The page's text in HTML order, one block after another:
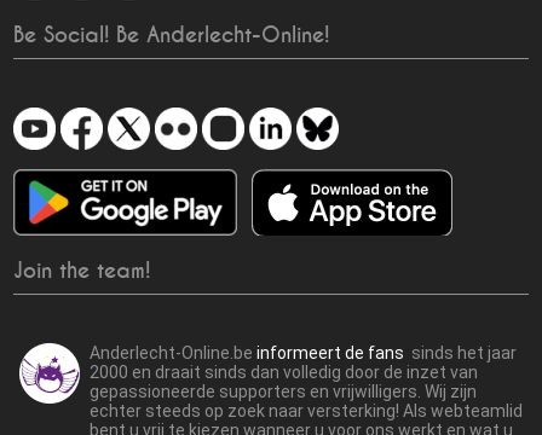
Be Social! Be Anderlecht-Online!
Join the team!
Anderlecht-Online.beinformeert de fans sinds het jaar
2000 en draait sinds dan volledig door de inzet van
gepassioneerde supporters en vrijwilligers. Wij zijn
echter steeds op zoek naar versterking! Als webteamlid
bent u vrij te kiezen wanneer u voor ons werkt en wat u